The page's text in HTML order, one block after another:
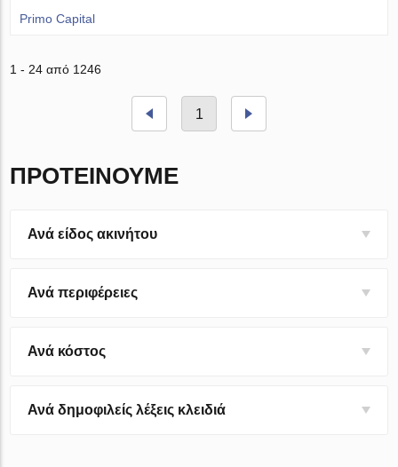
Primo Capital
1 - 24 από 1246
1
ΠΡΟΤΕΊΝΟΥΜΕ
Ανά είδος ακινήτου
Ανά περιφέρειες
Ανά κόστος
Ανά δημοφιλείς λέξεις κλειδιά